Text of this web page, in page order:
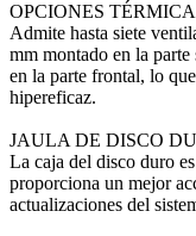
OPCIONES
Admite hasta siete
mm montado en la
en la parte frontal, lo
hipereficaz.
JAULA DE DISCO
La caja del disco duro
proporciona un mejor
actualizaciones del